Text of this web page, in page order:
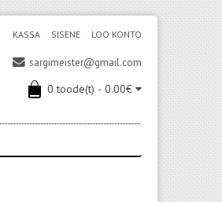
SISENE LOO KONTO
KASSA
sargimeister@gmail.com
0 toode(t) - 0.00€